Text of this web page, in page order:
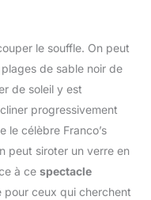
le souffle. On peut
de sable noir de
de soleil y est
progressivement
le célèbre Franco’s
peut siroter un verre en
à ce spectacle
pour ceux qui cherchent